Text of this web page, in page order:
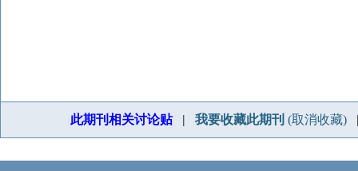
此期刊相关讨论贴| 我要收藏此期刊 (取消收藏)